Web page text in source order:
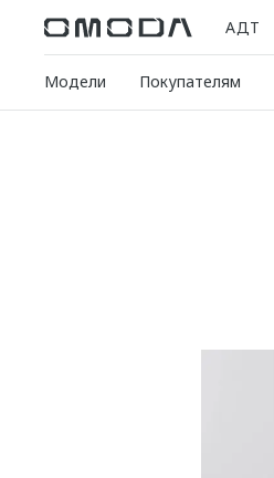
АДТ
Модели Покупателям